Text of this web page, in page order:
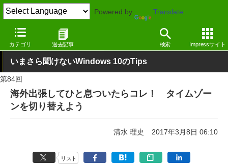
Powered by Translate
カテゴリ 過去記事 検索 Impressサイト
窓の杜 Windows 10
いまさら聞けないWindows 10のTips
第84回
海外出張してひと息ついたらコレ！ タイムゾー
ンを切り替えよう
清水 理史 2017年3月8日 06:10
リスト